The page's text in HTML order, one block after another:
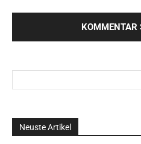
Neuste Artikel